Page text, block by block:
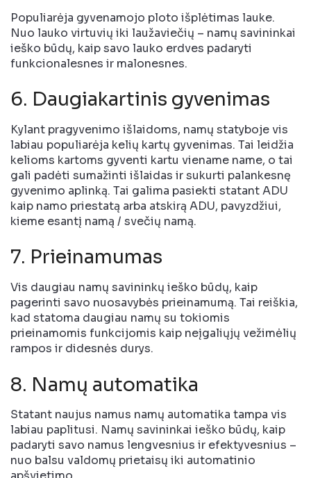
Populiarėja gyvenamojo ploto išplėtimas lauke.
Nuo lauko virtuvių iki laužaviečių – namų savininkai
ieško būdų, kaip savo lauko erdves padaryti
funkcionalesnes ir malonesnes.
6. Daugiakartinis gyvenimas
Kylant pragyvenimo išlaidoms, namų statyboje vis
labiau populiarėja kelių kartų gyvenimas. Tai leidžia
kelioms kartoms gyventi kartu viename name, o tai
gali padėti sumažinti išlaidas ir sukurti palankesnę
gyvenimo aplinką. Tai galima pasiekti statant ADU
kaip namo priestatą arba atskirą ADU, pavyzdžiui,
kieme esantį namą / svečių namą.
7. Prieinamumas
Vis daugiau namų savininkų ieško būdų, kaip
pagerinti savo nuosavybės prieinamumą. Tai reiškia,
kad statoma daugiau namų su tokiomis
prieinamomis funkcijomis kaip neįgaliųjų vežimėlių
rampos ir didesnės durys.
8. Namų automatika
Statant naujus namus namų automatika tampa vis
labiau paplitusi. Namų savininkai ieško būdų, kaip
padaryti savo namus lengvesnius ir efektyvesnius –
nuo ​​balsu valdomų prietaisų iki automatinio